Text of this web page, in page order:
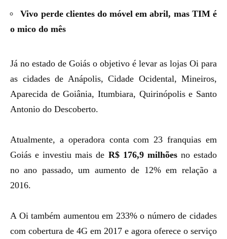
Vivo perde clientes do móvel em abril, mas TIM é
o mico do mês
Já no estado de Goiás o objetivo é levar as lojas Oi para
as cidades de Anápolis, Cidade Ocidental, Mineiros,
Aparecida de Goiânia, Itumbiara, Quirinópolis e Santo
Antonio do Descoberto.
Atualmente, a operadora conta com 23 franquias em
Goiás e investiu mais de R$ 176,9 milhões no estado
no ano passado, um aumento de 12% em relação a
2016.
A Oi também aumentou em 233% o número de cidades
com cobertura de 4G em 2017 e agora oferece o serviço